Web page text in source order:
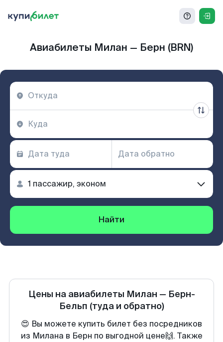
Авиабилеты Милан — Берн (BRN)
Найти
Цены на авиабилеты Милан — Берн-
Бельп (туда и обратно)
😍 Вы можете купить билет без посредников
из Милана в Берн по выгодной цене🙌. Также